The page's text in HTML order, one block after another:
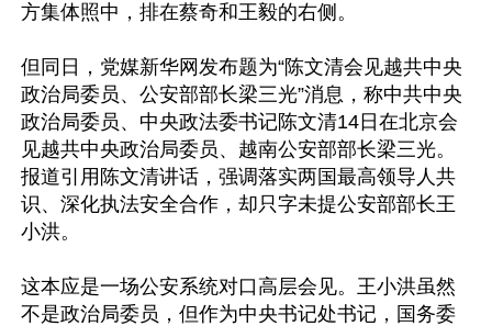
方集体照中，排在蔡奇和王毅的右侧。
但同日，党媒新华网发布题为“陈文清会见越共中央
政治局委员、公安部部长梁三光”消息，称中共中央
政治局委员、中央政法委书记陈文清14日在北京会
见越共中央政治局委员、越南公安部部长梁三光。
报道引用陈文清讲话，强调落实两国最高领导人共
识、深化执法安全合作，却只字未提公安部部长王
小洪。
这本应是一场公安系统对口高层会见。王小洪虽然
不是政治局委员，但作为中央书记处书记，国务委